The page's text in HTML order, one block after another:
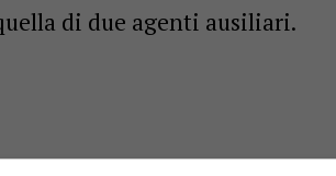
di due agenti ausiliari.